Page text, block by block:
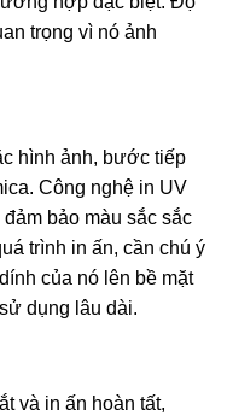
trọng vì nó ảnh
hình ảnh, bước tiếp
Công nghệ in UV
bảo màu sắc sắc
trình in ấn, cần chú ý
của nó lên bề mặt
dụng lâu dài.
và in ấn hoàn tất,